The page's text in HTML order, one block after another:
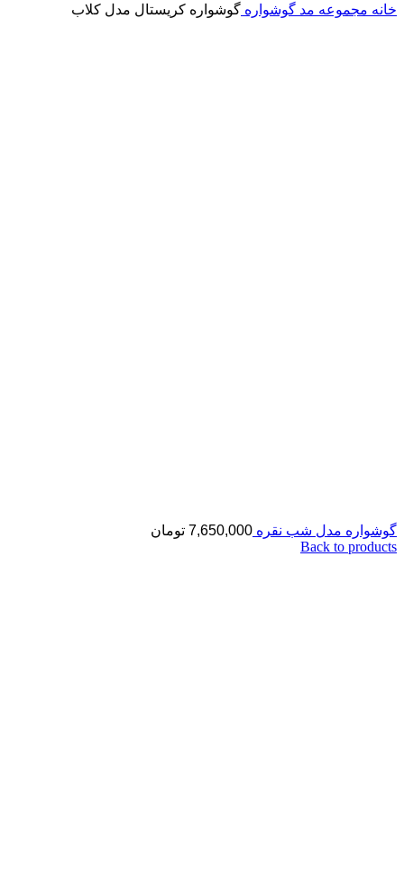
خانه مجموعه مد گوشواره گوشواره کریستال مدل کلاب
گوشواره مدل شب نقره 7,650,000 تومان
Back to products